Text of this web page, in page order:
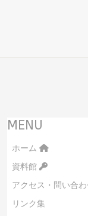
MENU
ホーム
資料館
アクセス・問い合わ
リンク集